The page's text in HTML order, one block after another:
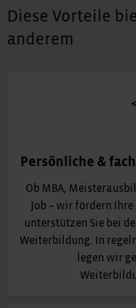
Diese Vorteile
anderem
Persönliche &
Ob MBA,
Job – wir fördern
unterstützen Sie bei
Weiterbildung. In
legen wir